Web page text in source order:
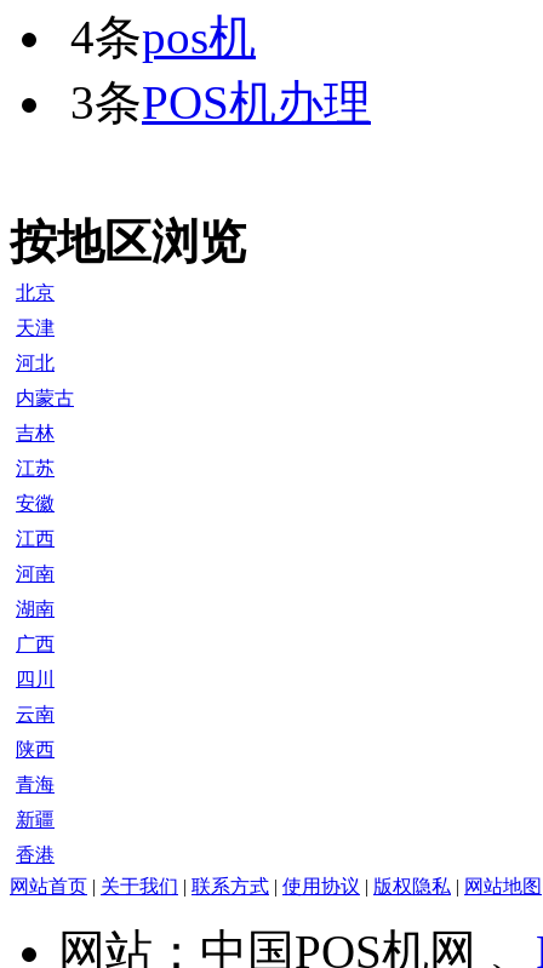
4条pos机
3条POS机办理
按地区浏览
北京
天津
河北
内蒙古
吉林
江苏
安徽
江西
河南
湖南
广西
四川
云南
陕西
青海
新疆
香港
网站首页
关于我们 联系方式 使用协议 版权隐私 网站地图
网站：中国POS机网 、